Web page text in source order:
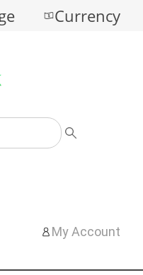
Currency
My Account